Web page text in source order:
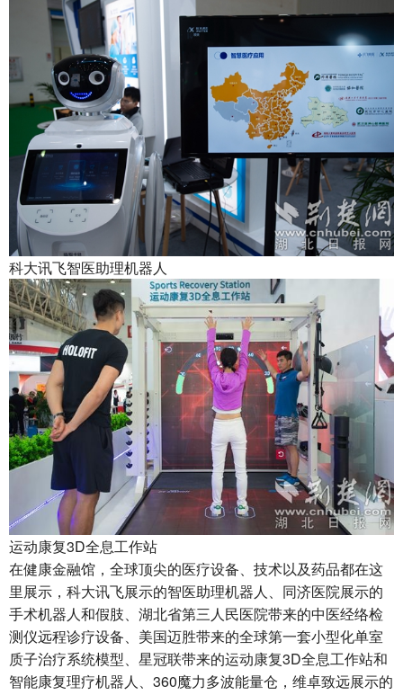
科大讯飞智医助理机器人
运动康复3D全息工作站
在健康金融馆，全球顶尖的医疗设备、技术以及药品都在这
里展示，科大讯飞展示的智医助理机器人、同济医院展示的
手术机器人和假肢、湖北省第三人民医院带来的中医经络检
测仪远程诊疗设备、美国迈胜带来的全球第一套小型化单室
质子治疗系统模型、星冠联带来的运动康复3D全息工作站和
智能康复理疗机器人、360魔力多波能量仓，维卓致远展示的